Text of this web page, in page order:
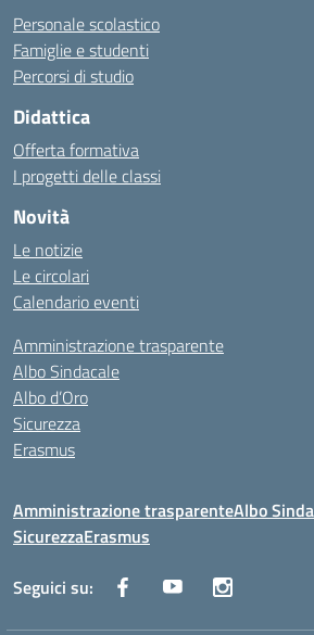
Personale scolastico
Famiglie e studenti
Percorsi di studio
Didattica
Offerta formativa
I progetti delle classi
Novità
Le notizie
Le circolari
Calendario eventi
Amministrazione trasparente
Albo Sindacale
Albo d’Oro
Sicurezza
Erasmus
Amministrazione trasparenteAlbo
SicurezzaErasmus
Seguici su: